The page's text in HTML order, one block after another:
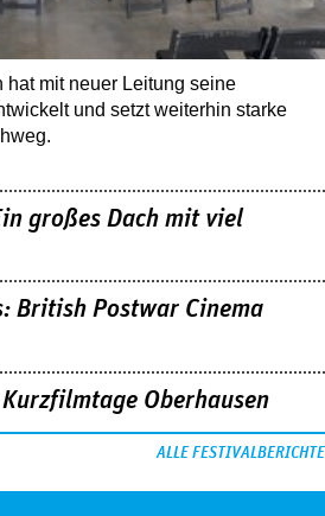
hat mit neuer Leitung seine
und setzt weiterhin starke
großes Dach mit viel
British Postwar Cinema
Oberhausen
ALLE FESTIVALBERICHTE